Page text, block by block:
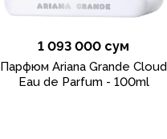
1 093 000 сум
Парфюм Ariana Grande Cloud
Eau de Parfum - 100ml